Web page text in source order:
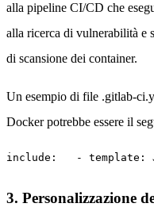
alla pipeline CI/CD che
alla ricerca di vulnerabilità e
di scansione dei container.
Un esempio di file .gitlab-
Docker potrebbe essere il
include:   - template:
3. Personalizzazione